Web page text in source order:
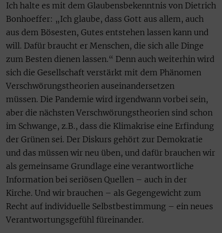
Ich halte es mit dem Glaubensbekenntnis von Dietrich
Bonhoeffer: „Ich glaube, dass Gott aus allem, auch
aus dem Bösesten, Gutes entstehen lassen kann und
will. Dafür braucht er Menschen, die sich alle Dinge
zum Besten dienen lassen.“ Denn auch weiterhin wird
sich die Gesellschaft verstärkt mit dem Phänomen
Verschwörungstheorien auseinandersetzen
müssen. Die Pandemie wird irgendwann vorbei sein,
aber die nächsten Verschwörungstheorien sind schon
im Schwange, z.B., dass die Klimakrise eine Erfindung
der Grünen sei. Der Diskurs gehört zur Demokratie
und das müssen wir neu üben, und dafür brauchen wir
als gemeinsame Grundlage eine verantwortliche
Information bei seriösen Quellen – auch in der
Kirche. Und wir brauchen – als Gegengewicht zum
Recht auf individuelle Selbstbestimmung – ein neues
Verantwortungsgefühl füreinander.